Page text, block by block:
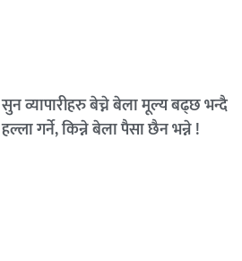
सुन व्यापारीहरु बेच्ने बेला मूल्य बढ्छ भन्दै
हल्ला गर्ने, किन्ने बेला पैसा छैन भन्ने !